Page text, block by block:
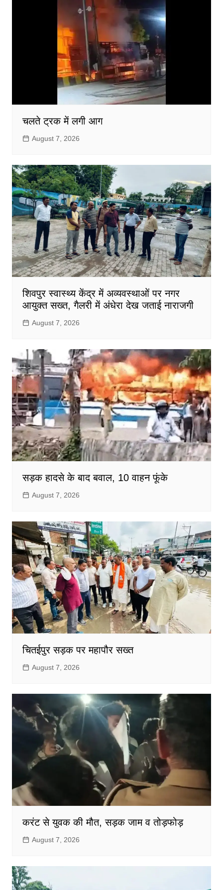
चलते ट्रक में लगी आग
August 7, 2026
शिवपुर स्वास्थ्य केंद्र में अव्यवस्थाओं पर नगर
आयुक्त सख्त, गैलरी में अंधेरा देख जताई नाराजगी
August 7, 2026
सड़क हादसे के बाद बवाल, 10 वाहन फूंके
August 7, 2026
चितईपुर सड़क पर महापौर सख्त
August 7, 2026
करंट से युवक की मौत, सड़क जाम व तोड़फोड़
August 7, 2026